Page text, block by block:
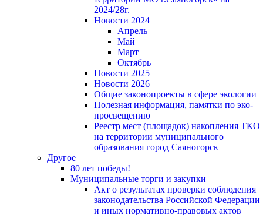
2024/28г.
Новости 2024
Апрель
Май
Март
Октябрь
Новости 2025
Новости 2026
Общие законопроекты в сфере экологии
Полезная информация, памятки по эко-
просвещению
Реестр мест (площадок) накопления ТКО
на территории муниципального
образования город Саяногорск
Другое
80 лет победы!
Муниципальные торги и закупки
Акт о результатах проверки соблюдения
законодательства Российской Федерации
и иных нормативно-правовых актов